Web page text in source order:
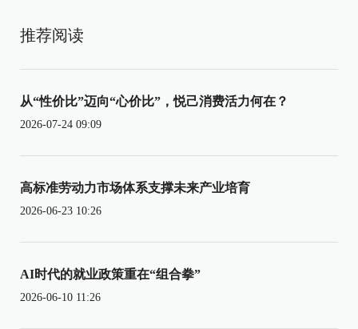
推荐阅读
从“性价比”迈向“心价比”，悦己消费活力何在？
2026-07-24 09:09
高标准劳动力市场体系支撑未来产业培育
2026-06-23 10:26
AI时代的就业政策重在“组合拳”
2026-06-10 11:26